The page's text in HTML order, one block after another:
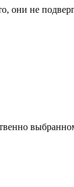
они не